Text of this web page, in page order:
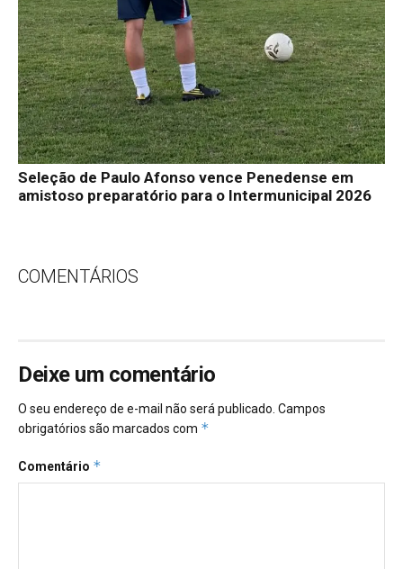
Seleção de Paulo Afonso vence Penedense em
amistoso preparatório para o Intermunicipal 2026
COMENTÁRIOS
Deixe um comentário
O seu endereço de e-mail não será publicado. Campos
obrigatórios são marcados com *
Comentário *